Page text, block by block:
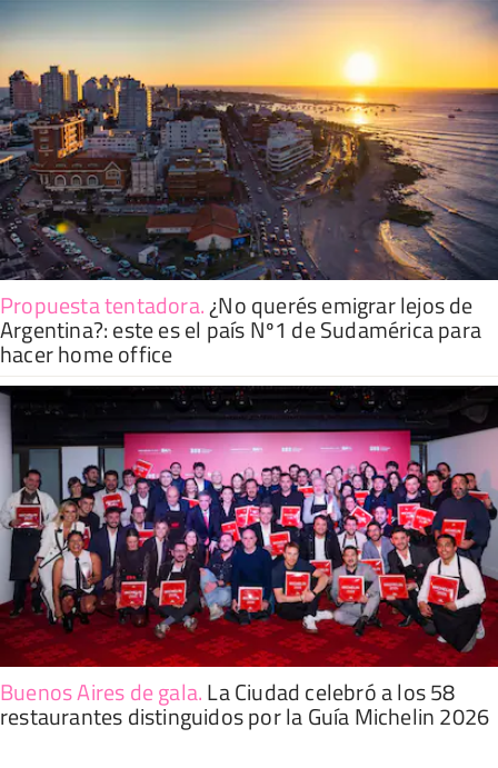
Propuesta tentadora.¿No querés emigrar lejos de
Argentina?: este es el país Nº1 de Sudamérica para
hacer home office
Buenos Aires de gala.La Ciudad celebró a los 58
restaurantes distinguidos por la Guía Michelin 2026